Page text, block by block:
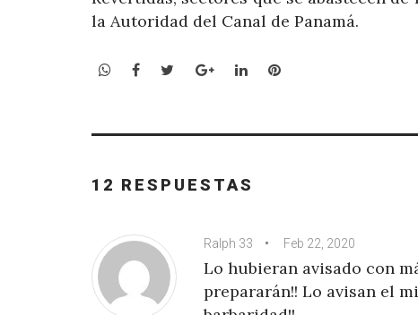
la Autoridad del Canal de Panamá.
WhatsApp
Facebook
TwitterGoogle+LinkedInPinterest
12 RESPUESTAS
Ralph 33 Feb 22, 2020
Lo hubieran avisado con
prepararán!! Lo avisan el